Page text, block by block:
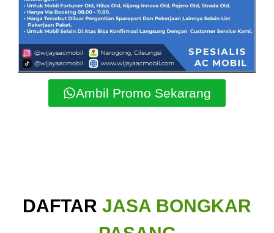
Ambil Promo Sekarang
DAFTAR JASA BONGKAR